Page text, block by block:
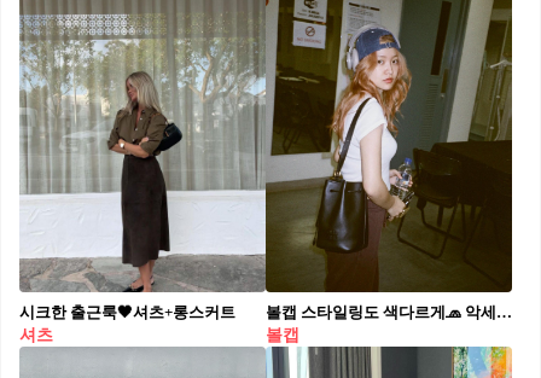
시크한 출근룩🖤셔츠+롱스커트
셔츠
볼캡 스타일링도 색다르게🧢 악세사리 아이템을 곁들여 더욱 힙하게 완성해보는 스타일링😘 1. 볼캡 위로 헤드폰 레이어드하여 힙한 무드 더하기 2. 볼캡 위로 헤드 스카프 코디하여 올여름 트렌드 스타일링 완성하기 3. 길게 접은 스카프를 볼캡 안에 옆으로 늘여트려 스트릿 무드 더하기 4. 헤드 스카프 위로 볼캡 얹어서 색다른 코디 연출하기
볼캡